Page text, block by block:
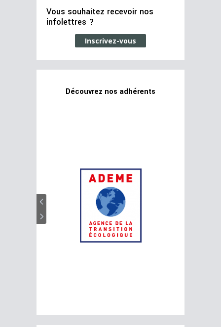
Vous souhaitez recevoir nos
infolettres ?
Inscrivez-vous
Découvrez nos adhérents